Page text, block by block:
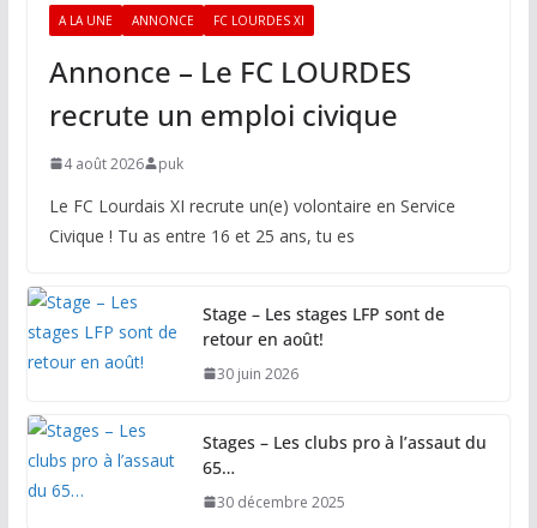
A LA UNE ANNONCE FC LOURDES XI
Annonce – Le FC LOURDES
recrute un emploi civique
4 août 2026 puk
Le FC Lourdais XI recrute un(e) volontaire en Service
Civique ! Tu as entre 16 et 25 ans, tu es
Stage – Les stages LFP sont de
retour en août!
30 juin 2026
Stages – Les clubs pro à l’assaut du
65…
30 décembre 2025